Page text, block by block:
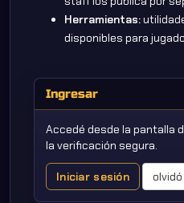
Herramientas:
disponibles para
Ingresar
Accedé desde la pantalla
la verificación segura.
Iniciar sesión